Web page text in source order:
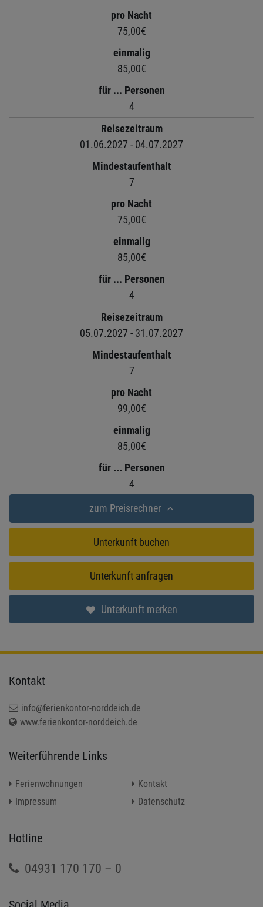
pro Nacht
75,00€
einmalig
85,00€
für ... Personen
4
Reisezeitraum
01.06.2027 - 04.07.2027
Mindestaufenthalt
7
pro Nacht
75,00€
einmalig
85,00€
für ... Personen
4
Reisezeitraum
05.07.2027 - 31.07.2027
Mindestaufenthalt
7
pro Nacht
99,00€
einmalig
85,00€
für ... Personen
4
zum Preisrechner
Unterkunft buchen
Unterkunft anfragen
Unterkunft merken
Kontakt
info@ferienkontor-norddeich.de
www.ferienkontor-norddeich.de
Weiterführende Links
Ferienwohnungen
Kontakt
Impressum
Datenschutz
Hotline
04931 170 170 – 0